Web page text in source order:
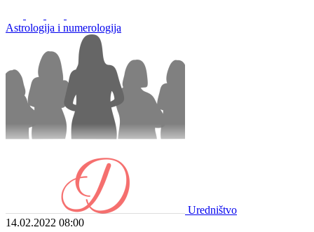
Astrologija i numerologija
Uredništvo
14.02.2022 08:00